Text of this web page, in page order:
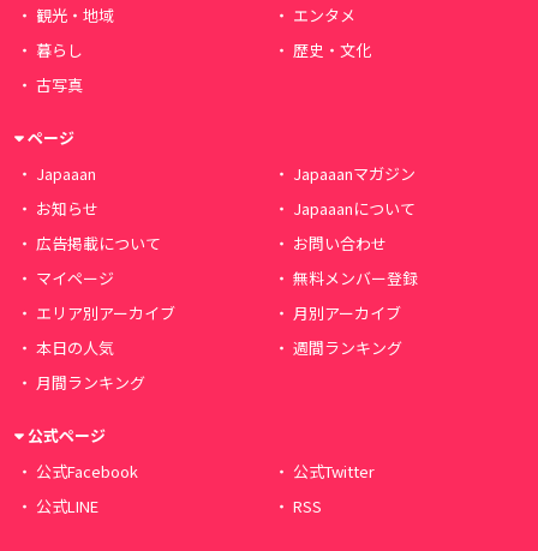
観光・地域
エンタメ
暮らし
歴史・文化
古写真
ページ
Japaaan
Japaaanマガジン
お知らせ
Japaaanについて
広告掲載について
お問い合わせ
マイページ
無料メンバー登録
エリア別アーカイブ
月別アーカイブ
本日の人気
週間ランキング
月間ランキング
公式ページ
公式Facebook
公式Twitter
公式LINE
RSS